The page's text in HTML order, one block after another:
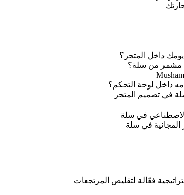
داخل المتجر؟
مشمر من سلة؟
داخل لوحة التحكم؟
في تصميم المتجر
الاصطناعي في سلة
المجانية في سلة
فعّالة لتقليص المرتجعات